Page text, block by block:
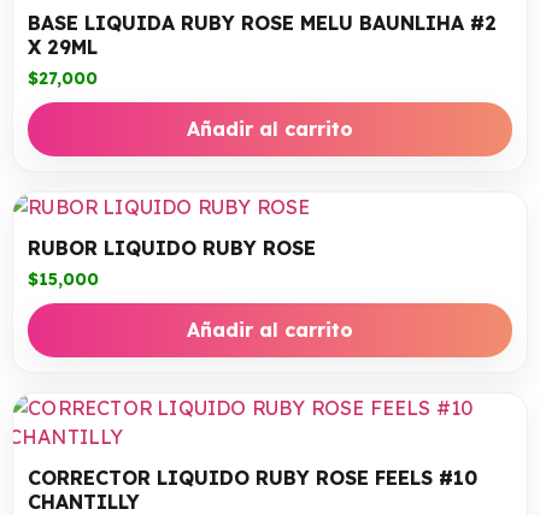
BASE LIQUIDA RUBY ROSE MELU BAUNLIHA #2
X 29ML
$27,000
Añadir al carrito
RUBOR LIQUIDO RUBY ROSE
$15,000
Añadir al carrito
CORRECTOR LIQUIDO RUBY ROSE FEELS #10
CHANTILLY